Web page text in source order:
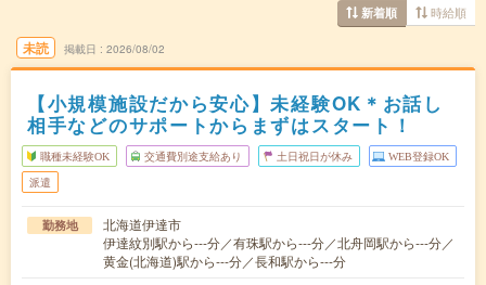
新着順 時給順
未読 掲載日 2026/08/02
【小規模施設だから安心】未経験OK＊お話し
相手などのサポートからまずはスタート！
職種未経験OK 交通費別途支給あり 土日祝日が休み WEB登録OK
派遣
勤務地
北海道伊達市
伊達紋別駅から---分／有珠駅から---分／北舟岡駅から---分／
黄金(北海道)駅から---分／長和駅から---分